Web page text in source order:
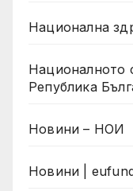
Национална
Националното
Република
Новини – НОИ
Новини |